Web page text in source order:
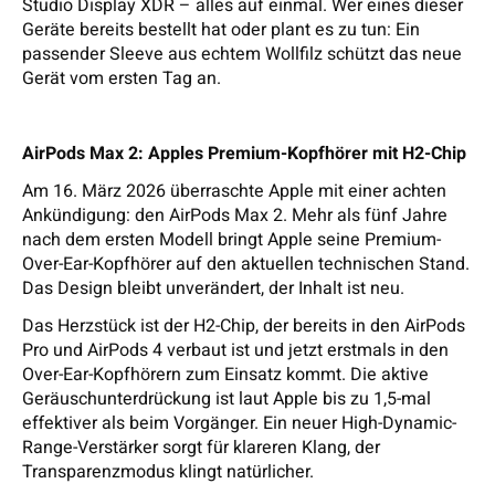
Geräte bereits bestellt hat oder plant es zu tun: Ein
passender Sleeve aus echtem Wollfilz schützt das neue
Gerät vom ersten Tag an.
AirPods Max 2: Apples Premium-Kopfhörer mit H2-Chip
Am 16. März 2026 überraschte Apple mit einer achten
Ankündigung: den AirPods Max 2. Mehr als fünf Jahre
nach dem ersten Modell bringt Apple seine Premium-
Over-Ear-Kopfhörer auf den aktuellen technischen Stand.
Das Design bleibt unverändert, der Inhalt ist neu.
Das Herzstück ist der H2-Chip, der bereits in den AirPods
Pro und AirPods 4 verbaut ist und jetzt erstmals in den
Over-Ear-Kopfhörern zum Einsatz kommt. Die aktive
Geräuschunterdrückung ist laut Apple bis zu 1,5-mal
effektiver als beim Vorgänger. Ein neuer High-Dynamic-
Range-Verstärker sorgt für klareren Klang, der
Transparenzmodus klingt natürlicher.